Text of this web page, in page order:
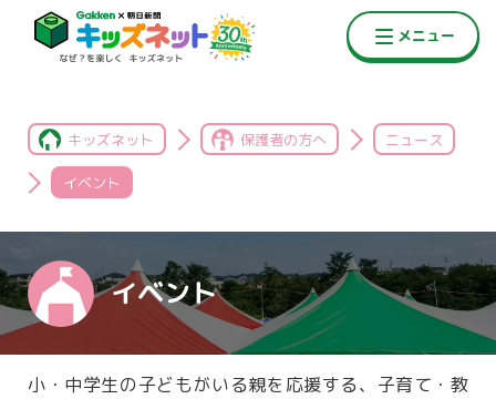
キッズネット 保護者の方へ ニュース
イベント
イベント
小・中学生の子どもがいる親を応援する、子育て・教